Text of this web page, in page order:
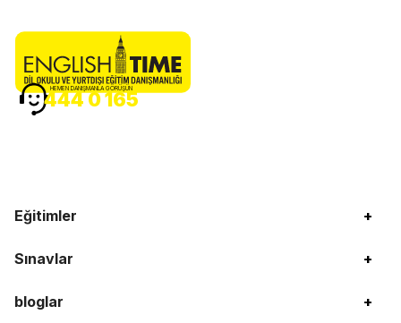
Eğitimler +
Sınavlar +
bloglar +
HEMEN DANIŞMANLA GÖRÜŞÜN
444 0 165